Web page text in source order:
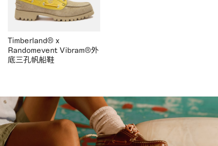
Timberland® x
Randomevent Vibram®外
底三孔帆船鞋